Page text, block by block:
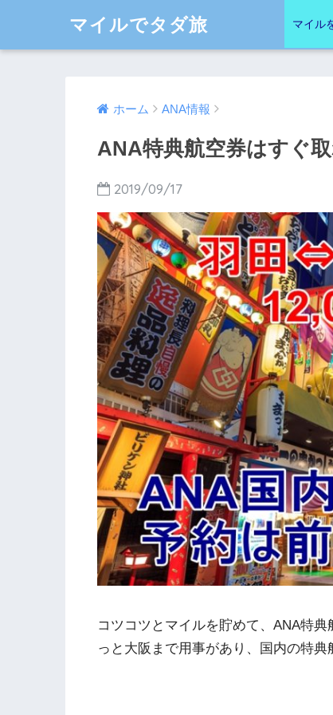
マイルでタダ旅 マイル
ホーム ANA情報
ANA特典航空券はすぐ
2019/09/17
コツコツとマイルを貯めて、ANA特
っと大阪まで用事があり、国内の特